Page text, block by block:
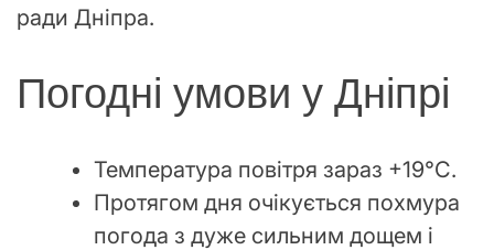
ради Дніпра.
Погодні умови у Дніпрі
Температура повітря зараз +19°C.
Протягом дня очікується похмура
погода з дуже сильним дощем і